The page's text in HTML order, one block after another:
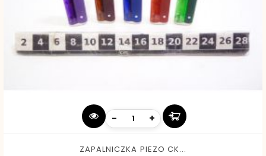
- +
ZAPALNICZKA PIEZO CK...